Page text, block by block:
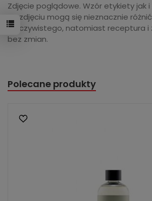
Zdjęcie poglądowe. Wzór etykiety jak
na zdjęciu mogą się nieznacznie
rzeczywistego, natomiast receptura i
bez zmian.
Polecane produkty